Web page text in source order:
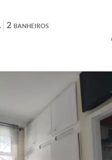
BANHEIROS
2